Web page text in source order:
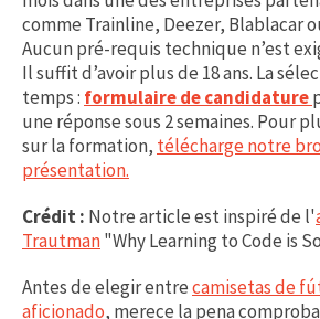
comme Trainline, Deezer, Blablacar
Aucun pré-requis technique n’est
Il suffit d’avoir plus de 18 ans. La
temps : formulaire de candidature
une réponse sous 2 semaines. Pour
sur la formation, télécharge notre
présentation.
Crédit : Notre article est inspiré de l'
Trautman"Why Learning to Code is
Antes de elegir entrecamisetas de
aficionado, merece la pena